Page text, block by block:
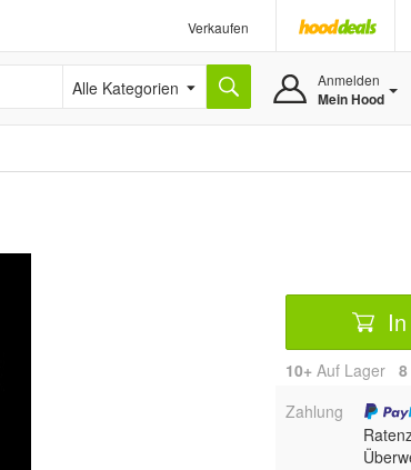
Verkaufen
Alle Kategorien Anmelden
Mein Hood
10+ Auf Lager 8
Zahlung